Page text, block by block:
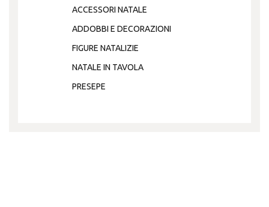
ACCESSORI NATALE
ADDOBBI E DECORAZIONI
FIGURE NATALIZIE
NATALE IN TAVOLA
PRESEPE